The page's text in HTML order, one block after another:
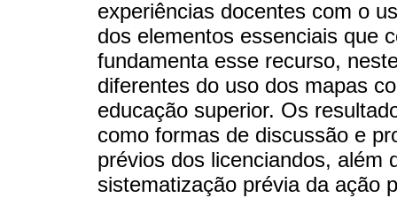
experiências docentes com o
dos elementos essenciais que
fundamenta esse recurso,
diferentes do uso dos mapas
educação superior. Os
como formas de discussão e
prévios dos licenciandos, além
sistematização prévia da ação